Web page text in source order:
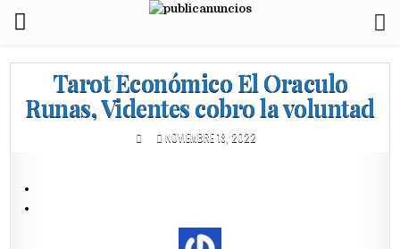
Tarot Económico El Oraculo
Runas, Videntes cobro la voluntad
NOVIEMBRE 18, 2022